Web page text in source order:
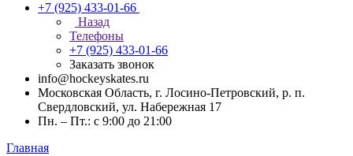
+7 (925) 433-01-66
Назад
Телефоны
+7 (925) 433-01-66
Заказать звонок
info@hockeyskates.ru
Московская Область, г. Лосино-Петровский, р. п.
Свердловский, ул. Набережная 17
Пн. – Пт.: с 9:00 до 21:00
Главная